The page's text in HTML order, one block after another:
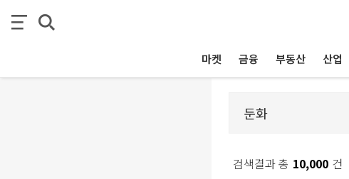
마켓 금융 부동산 산업
검색결과 총 10,000 건